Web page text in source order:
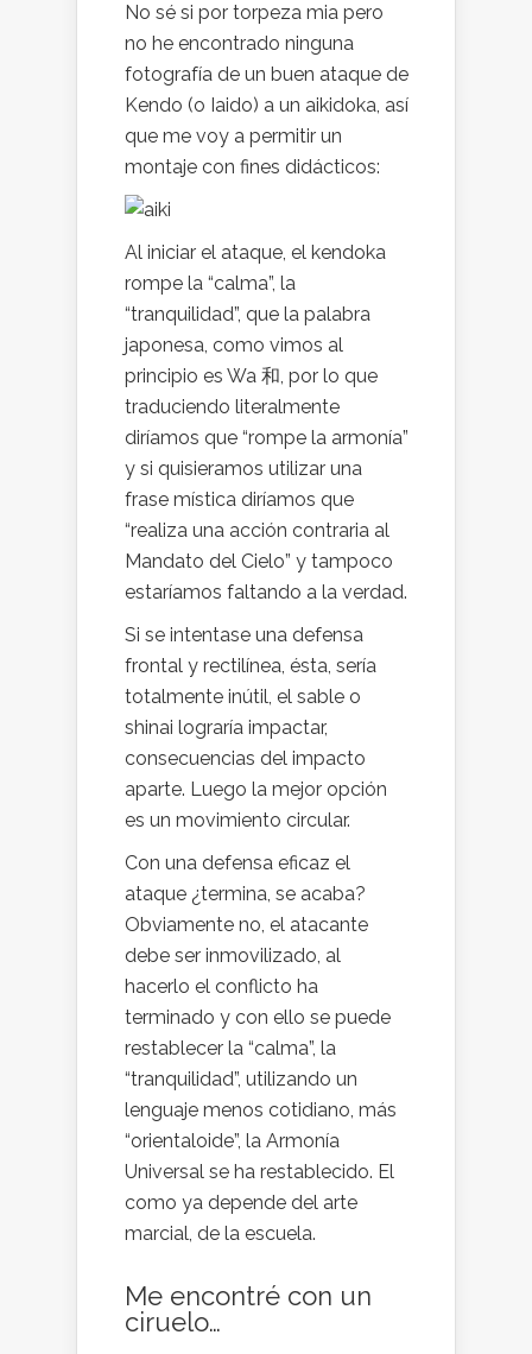
No sé si por torpeza mia pero
no he encontrado ninguna
fotografía de un buen ataque de
Kendo (o Iaido) a un aikidoka, así
que me voy a permitir un
montaje con fines didácticos:
Al iniciar el ataque, el kendoka
rompe la “calma”, la
“tranquilidad”, que la palabra
japonesa, como vimos al
principio es Wa 和, por lo que
traduciendo literalmente
diríamos que “rompe la armonía”
y si quisieramos utilizar una
frase mística diríamos que
“realiza una acción contraria al
Mandato del Cielo” y tampoco
estaríamos faltando a la verdad.
Si se intentase una defensa
frontal y rectilínea, ésta, sería
totalmente inútil, el sable o
shinai lograría impactar,
consecuencias del impacto
aparte. Luego la mejor opción
es un movimiento circular.
Con una defensa eficaz el
ataque ¿termina, se acaba?
Obviamente no, el atacante
debe ser inmovilizado, al
hacerlo el conflicto ha
terminado y con ello se puede
restablecer la “calma”, la
“tranquilidad”, utilizando un
lenguaje menos cotidiano, más
“orientaloide”, la Armonía
Universal se ha restablecido. El
como ya depende del arte
marcial, de la escuela.
Me encontré con un
ciruelo…